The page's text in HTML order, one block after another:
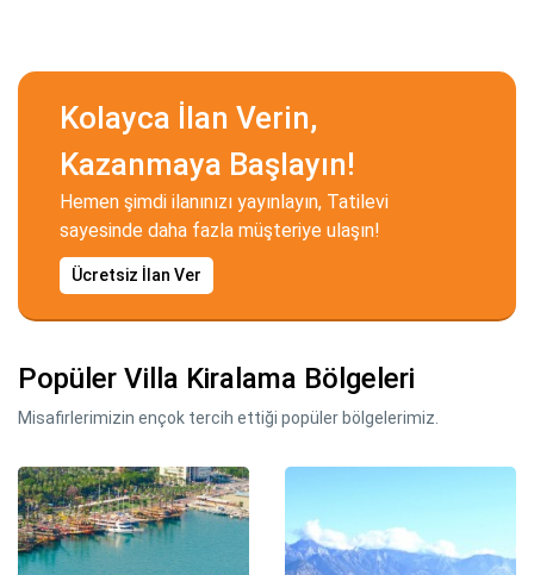
Kolayca İlan Verin,
Kazanmaya Başlayın!
Hemen şimdi ilanınızı yayınlayın, Tatilevi
sayesinde daha fazla müşteriye ulaşın!
Ücretsiz İlan Ver
Popüler Villa Kiralama Bölgeleri
Misafirlerimizin ençok tercih ettiği popüler bölgelerimiz.